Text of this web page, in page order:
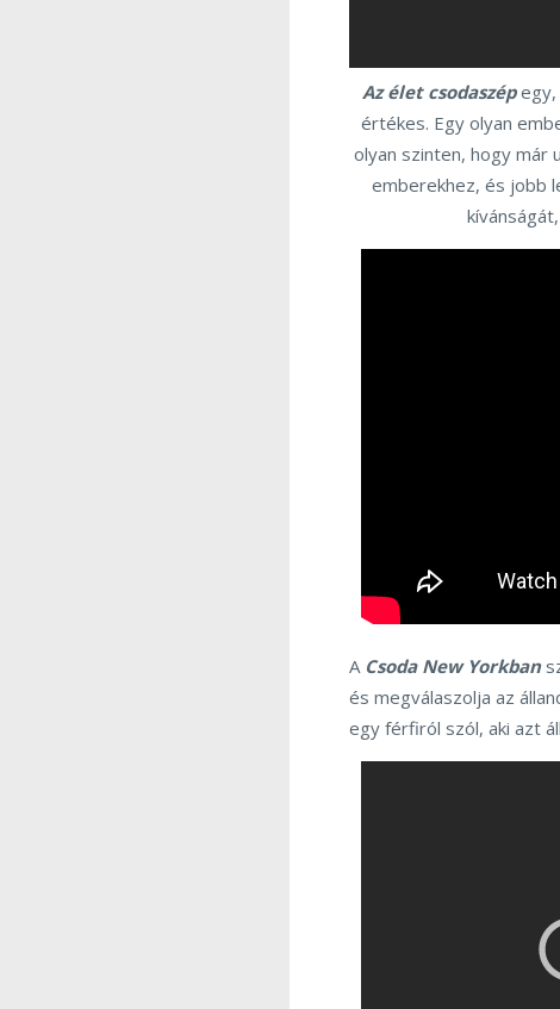
Az élet csodaszépegy,
értékes. Egy olyan
olyan szinten, hogy már
emberekhez, és jobb
A Csoda New Yorkban
és megválaszolja az
egy férfiról szól, aki azt